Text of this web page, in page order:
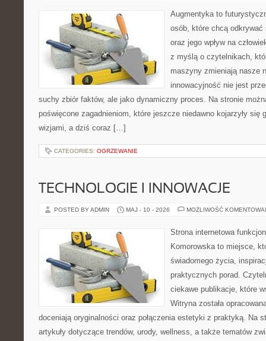
Augmentyka to
osób, które chcą odkrywać
oraz jego wpływ na
z myślą o czytelnikach,
maszyny zmieniają nasze
innowacyjność nie jest
suchy zbiór faktów, ale jako dynamiczny proces. Na stronie
poświęcone zagadnieniom, które jeszcze niedawno kojarzyły się
wizjami, a dziś coraz […]
CATEGORIES: OGRZEWANIE
TECHNOLOGIE I INNOWACJE
POSTED BY ADMIN MAJ - 10 - 2026 MOŻLIWOŚĆ
Strona internetowa
Komorowska to miejsce,
świadomego życia,
praktycznych porad.
ciekawe publikacje, które
Witryna została
doceniają oryginalności oraz połączenia estetyki z praktyką. Na
artykuły dotyczące trendów, urody, wellness, a także tematów